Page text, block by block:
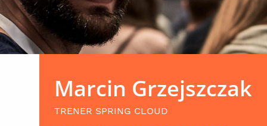
Marcin Grzejszczak
TRENER SPRING CLOUD